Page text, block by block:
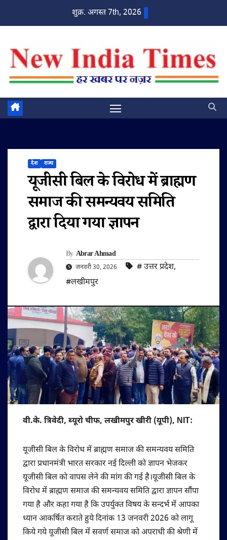
शुक्र. अगस्त 7th, 2026
देश राज्य
यूजीसी बिल के विरोध में ब्राह्मण
समाज की समन्यवय समिति
द्वारा दिया गया ज्ञापन
By Abrar Ahmad
जनवरी 30, 2026 #‌ उत्तर प्रदेश,
#लखीमपुर
वी.के. त्रिवेदी, ब्यूरो चीफ, लखीमपुर खीरी (यूपी), NIT:
यूजीसी बिल के विरोध में ब्राह्मण समाज की समन्यवय समिति
द्वारा प्रधानमंत्री भारत सरकार नई दिल्ली को ज्ञापन भेजकर
यूजीसी बिल को वापस लेने की मांग की गई है।यूजीसी बिल के
विरोध में ब्राह्मण समाज की समन्यवय समिति द्वारा ज्ञापन सौंपा
गया है और कहा गया है कि उपर्युक्त विषय के सन्दर्भ में आपका
ध्यान आकर्षित कराते हुये दिनांक 13 जनवरी 2026 को लागू
किये गये यूजीसी बिल में सवर्ण समाज को अपराधी की श्रेणी में